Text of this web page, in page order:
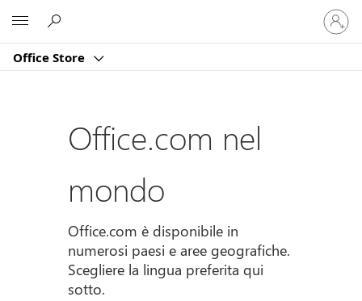
Office Store
Accedi
con
il
account
Office.com nel
mondo
Office.com è disponibile in
numerosi paesi e aree geografiche.
Scegliere la lingua preferita qui
sotto.